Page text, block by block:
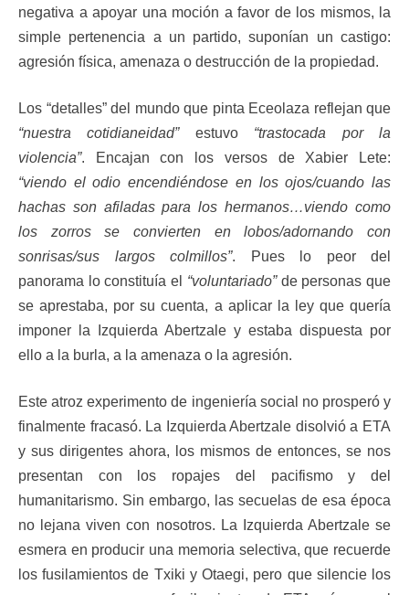
negativa a apoyar una moción a favor de los mismos, la
simple pertenencia a un partido, suponían un castigo:
agresión física, amenaza o destrucción de la propiedad.
Los “detalles” del mundo que pinta Eceolaza reflejan que
“nuestra cotidianeidad”estuvo “trastocada por la
violencia”. Encajan con los versos de Xabier Lete:
“viendo el odio encendiéndose en los ojos/cuando las
hachas son afiladas para los hermanos…viendo como
los zorros se convierten en lobos/adornando con
sonrisas/sus largos colmillos”. Pues lo peor del
panorama lo constituía el “voluntariado”de personas que
se aprestaba, por su cuenta, a aplicar la ley que quería
imponer la Izquierda Abertzale y estaba dispuesta por
ello a la burla, a la amenaza o la agresión.
Este atroz experimento de ingeniería social no prosperó y
finalmente fracasó. La Izquierda Abertzale disolvió a ETA
y sus dirigentes ahora, los mismos de entonces, se nos
presentan con los ropajes del pacifismo y del
humanitarismo. Sin embargo, las secuelas de esa época
no lejana viven con nosotros. La Izquierda Abertzale se
esmera en producir una memoria selectiva, que recuerde
los fusilamientos de Txiki y Otaegi, pero que silencie los